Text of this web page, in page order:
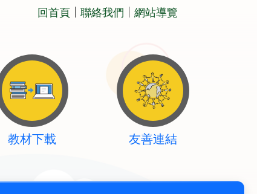
回首頁 聯絡我們 網站導覽
教材下載 友善連結